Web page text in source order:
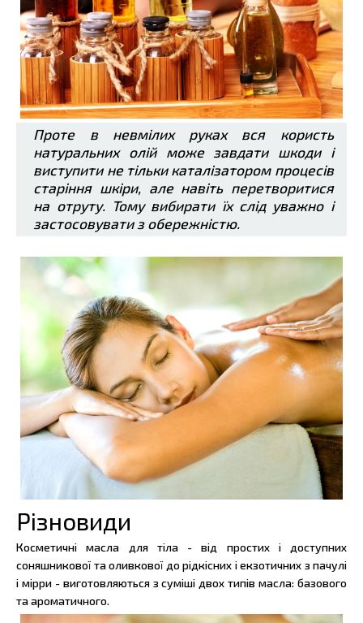
Проте в невмілих руках вся користь
натуральних олій може завдати шкоди і
виступити не тільки каталізатором процесів
старіння шкіри, але навіть перетворитися
на отруту. Тому вибирати їх слід уважно і
застосовувати з обережністю.
Різновиди
Косметичні масла для тіла - від простих і доступних
соняшникової та оливкової до рідкісних і екзотичних з пачулі
і мірри - виготовляються з суміші двох типів масла: базового
та ароматичного.